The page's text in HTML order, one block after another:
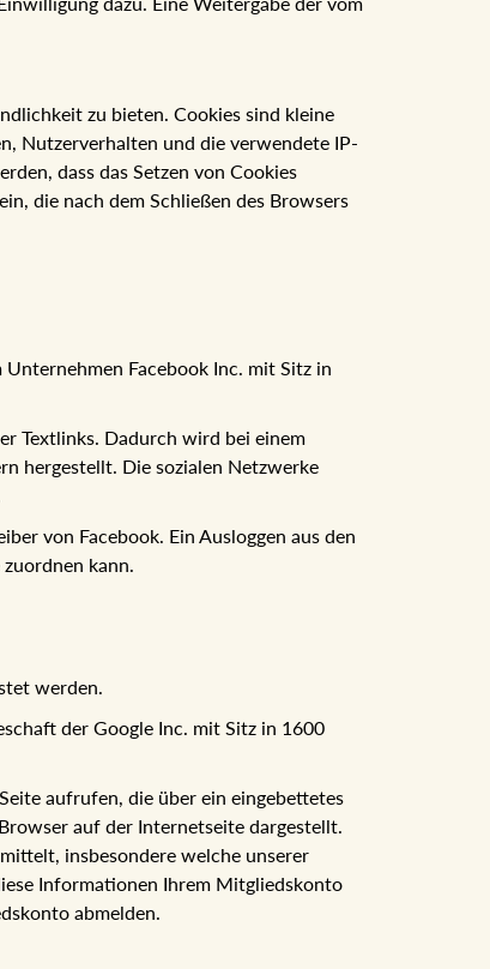
zu bieten. Cookies sind kleine
Nutzerverhalten und die verwendete IP-
dass das Setzen von Cookies
die nach dem Schließen des Browsers
Facebook Inc. mit Sitz in
Textlinks. Dadurch wird bei einem
hergestellt. Die sozialen Netzwerke
von Facebook. Ein Ausloggen aus den
kann.
werden.
der Google Inc. mit Sitz in 1600
aufrufen, die über ein eingebettetes
auf der Internetseite dargestellt.
insbesondere welche unserer
Informationen Ihrem Mitgliedskonto
abmelden.